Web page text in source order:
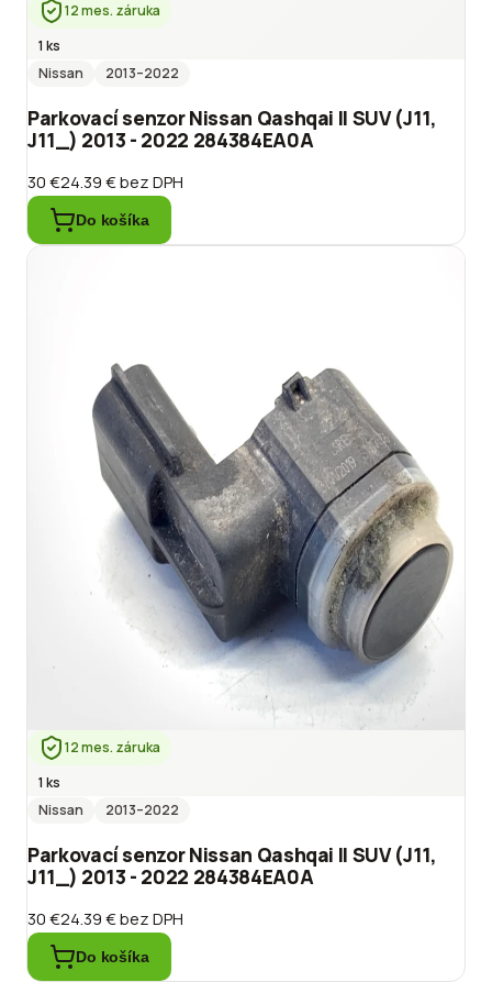
12 mes. záruka
1 ks
Nissan
2013–2022
Parkovací senzor Nissan Qashqai II SUV (J11,
J11_) 2013 - 2022 284384EA0A
30 €24.39 €bez DPH
Do košíka
12 mes. záruka
1 ks
Nissan
2013–2022
Parkovací senzor Nissan Qashqai II SUV (J11,
J11_) 2013 - 2022 284384EA0A
30 €24.39 €bez DPH
Do košíka